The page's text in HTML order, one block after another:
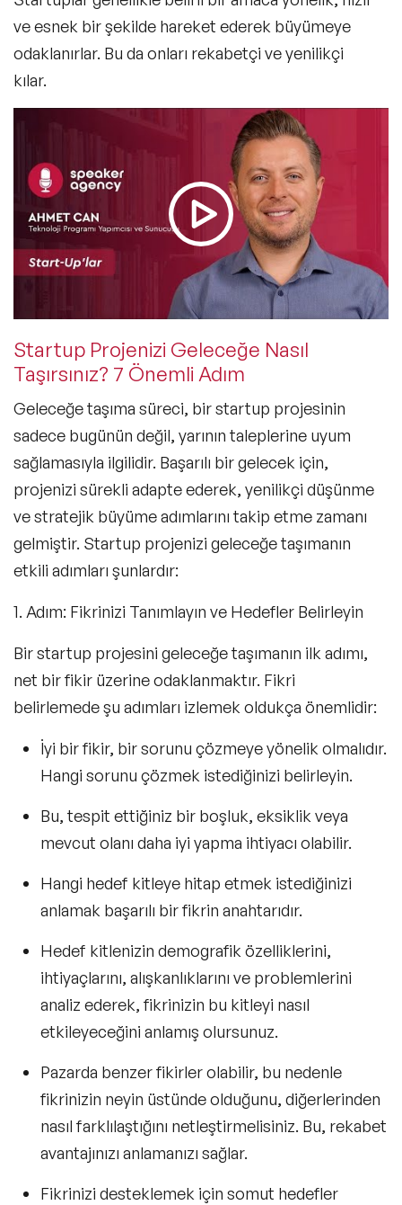
ve esnek bir şekilde hareket ederek büyümeye
odaklanırlar. Bu da onları rekabetçi ve yenilikçi
kılar.
Startup Projenizi Geleceğe Nasıl
Taşırsınız? 7 Önemli Adım
Geleceğe taşıma süreci, bir startup projesinin
sadece bugünün değil, yarının taleplerine uyum
sağlamasıyla ilgilidir. Başarılı bir gelecek için,
projenizi sürekli adapte ederek, yenilikçi düşünme
ve stratejik büyüme adımlarını takip etme zamanı
gelmiştir. Startup projenizi geleceğe taşımanın
etkili adımları şunlardır:
1. Adım: Fikrinizi Tanımlayın ve Hedefler Belirleyin
Bir startup projesini geleceğe taşımanın ilk adımı,
net bir fikir üzerine odaklanmaktır. Fikri
belirlemede şu adımları izlemek oldukça önemlidir:
İyi bir fikir, bir sorunu çözmeye yönelik olmalıdır.
Hangi sorunu çözmek istediğinizi belirleyin.
Bu, tespit ettiğiniz bir boşluk, eksiklik veya
mevcut olanı daha iyi yapma ihtiyacı olabilir.
Hangi hedef kitleye hitap etmek istediğinizi
anlamak başarılı bir fikrin anahtarıdır.
Hedef kitlenizin demografik özelliklerini,
ihtiyaçlarını, alışkanlıklarını ve problemlerini
analiz ederek, fikrinizin bu kitleyi nasıl
etkileyeceğini anlamış olursunuz.
Pazarda benzer fikirler olabilir, bu nedenle
fikrinizin neyin üstünde olduğunu, diğerlerinden
nasıl farklılaştığını netleştirmelisiniz. Bu, rekabet
avantajınızı anlamanızı sağlar.
Fikrinizi desteklemek için somut hedefler